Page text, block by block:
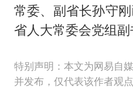
常委、副省长孙守
省人大常委会党组副
特别声明：本文为网易自
并发布，仅代表该作者观